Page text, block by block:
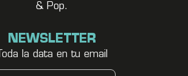
& Pop.
NEWSLETTER
Toda la data en tu email